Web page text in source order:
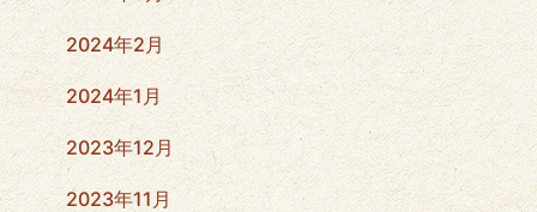
2024年2月
2024年1月
2023年12月
2023年11月